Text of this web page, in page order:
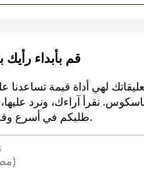
قم بأبداء رأيك
لهي أداة قيمة تساعدنا
نقرأ آراءك، ونرد عليها،
طلبكم في أسرع وقت ممكن.